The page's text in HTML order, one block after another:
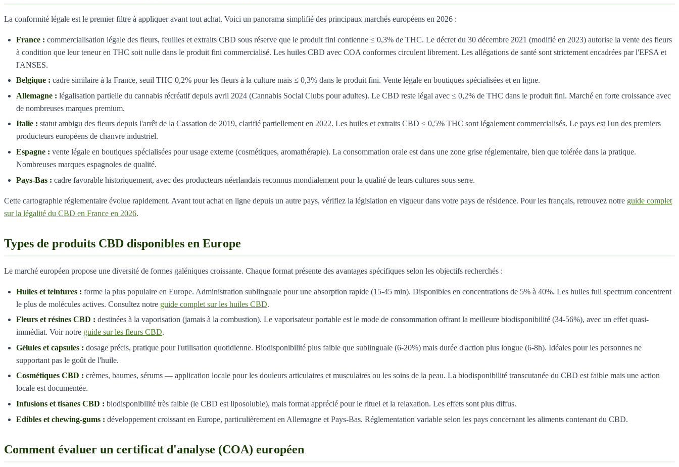
La conformité légale est le premier filtre à appliquer avant tout achat. Voici un panorama simplifié des principaux marchés européens en 2026 :
France : commercialisation légale des fleurs, feuilles et extraits CBD sous réserve que le produit fini contienne ≤ 0,3% de THC. Le décret du 30 décembre 2021 (modifié en 2023) autorise la vente des fleurs
à condition que leur teneur en THC soit nulle dans le produit fini commercialisé. Les huiles CBD avec COA conformes circulent librement. Les allégations de santé sont strictement encadrées par l'EFSA et
l'ANSES.
Belgique : cadre similaire à la France, seuil THC 0,2% pour les fleurs à la culture mais ≤ 0,3% dans le produit fini. Vente légale en boutiques spécialisées et en ligne.
Allemagne : légalisation partielle du cannabis récréatif depuis avril 2024 (Cannabis Social Clubs pour adultes). Le CBD reste légal avec ≤ 0,2% de THC dans le produit fini. Marché en forte croissance avec
de nombreuses marques premium.
Italie : statut ambigu des fleurs depuis l'arrêt de la Cassation de 2019, clarifié partiellement en 2022. Les huiles et extraits CBD ≤ 0,5% THC sont légalement commercialisés. Le pays est l'un des premiers
producteurs européens de chanvre industriel.
Espagne : vente légale en boutiques spécialisées pour usage externe (cosmétiques, aromathérapie). La consommation orale est dans une zone grise réglementaire, bien que tolérée dans la pratique.
Nombreuses marques espagnoles de qualité.
Pays-Bas : cadre favorable historiquement, avec des producteurs néerlandais reconnus mondialement pour la qualité de leurs cultures sous serre.
Cette cartographie réglementaire évolue rapidement. Avant tout achat en ligne depuis un autre pays, vérifiez la législation en vigueur dans votre pays de résidence. Pour les français, retrouvez notre guide complet
sur la légalité du CBD en France en 2026.
Types de produits CBD disponibles en Europe
Le marché européen propose une diversité de formes galéniques croissante. Chaque format présente des avantages spécifiques selon les objectifs recherchés :
Huiles et teintures : forme la plus populaire en Europe. Administration sublinguale pour une absorption rapide (15-45 min). Disponibles en concentrations de 5% à 40%. Les huiles full spectrum concentrent
le plus de molécules actives. Consultez notre guide complet sur les huiles CBD.
Fleurs et résines CBD : destinées à la vaporisation (jamais à la combustion). Le vaporisateur portable est le mode de consommation offrant la meilleure biodisponibilité (34-56%), avec un effet quasi-
immédiat. Voir notre guide sur les fleurs CBD.
Gélules et capsules : dosage précis, pratique pour l'utilisation quotidienne. Biodisponibilité plus faible que sublinguale (6-20%) mais durée d'action plus longue (6-8h). Idéales pour les personnes ne
supportant pas le goût de l'huile.
Cosmétiques CBD : crèmes, baumes, sérums — application locale pour les douleurs articulaires et musculaires ou les soins de la peau. La biodisponibilité transcutanée du CBD est faible mais une action
locale est documentée.
Infusions et tisanes CBD : biodisponibilité très faible (le CBD est liposoluble), mais format apprécié pour le rituel et la relaxation. Les effets sont plus diffus.
Edibles et chewing-gums : développement croissant en Europe, particulièrement en Allemagne et Pays-Bas. Réglementation variable selon les pays concernant les aliments contenant du CBD.
Comment évaluer un certificat d'analyse (COA) européen